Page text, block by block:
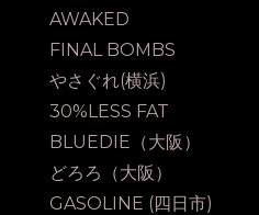
AWAKED
FINAL BOMBS
やさぐれ(横浜)
30%LESS FAT
BLUEDIE（大阪）
どろろ（大阪）
GASOLINE (四日市)